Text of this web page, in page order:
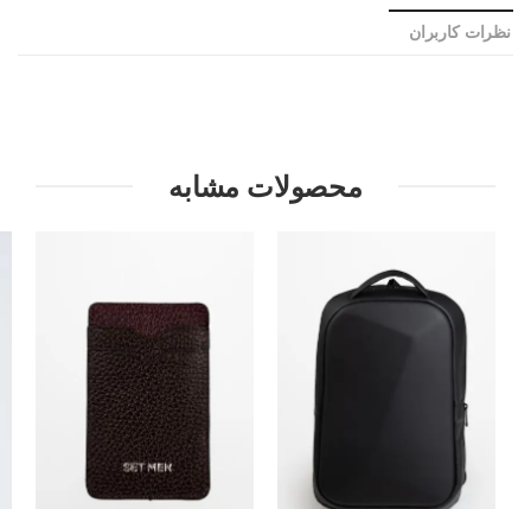
نظرات کاربران
محصولات مشابه